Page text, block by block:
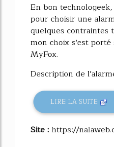
En bon
pour choisir une
quelques contraintes
mon choix s'est
MyFox.
Description de
LIRE LA SUITE
Site :https://